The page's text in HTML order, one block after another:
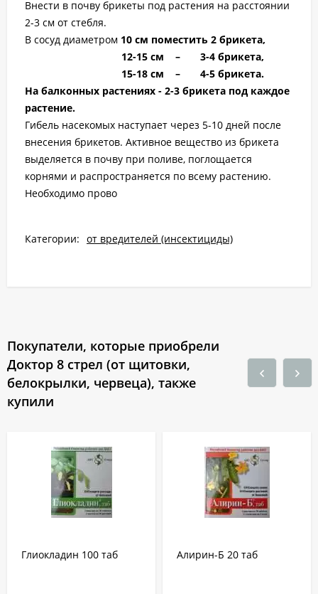
Внести в почву брикеты под растения на расстоянии
2-3 см от стебля.
В сосуд диаметром 10 см поместить 2 брикета,
12-15 см – 3-4 брикета,
15-18 см – 4-5 брикета.
На балконных растениях - 2-3 брикета под каждое
растение.
Гибель насекомых наступает через 5-10 дней после
внесения брикетов. Активное вещество из брикета
выделяется в почву при поливе, поглощается
корнями и распространяется по всему растению.
Необходимо прово
Категории: от вредителей (инсектициды)
Покупатели, которые приобрели
Доктор 8 стрел (от щитовки,
белокрылки, червеца), также
купили
Глиокладин 100 таб Алирин-Б 20 таб